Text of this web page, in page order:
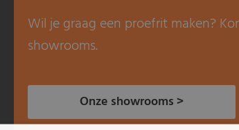
Wil je graag een proefrit maken?
showrooms.
Onze showrooms >